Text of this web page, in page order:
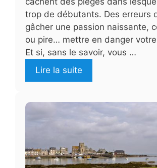
trop de débutants. Des erreurs
gâcher une passion naissante,
ou pire… mettre en danger
Et si, sans le savoir, vous …
Lire la suite